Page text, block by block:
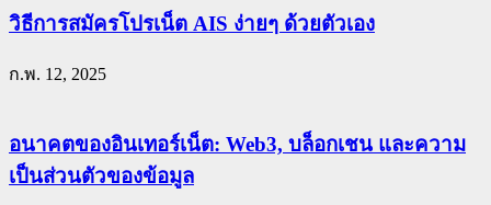
วิธีการสมัครโปรเน็ต AIS ง่ายๆ ด้วยตัวเอง
ก.พ. 12, 2025
อนาคตของอินเทอร์เน็ต: Web3, บล็อกเชน และความ
เป็นส่วนตัวของข้อมูล